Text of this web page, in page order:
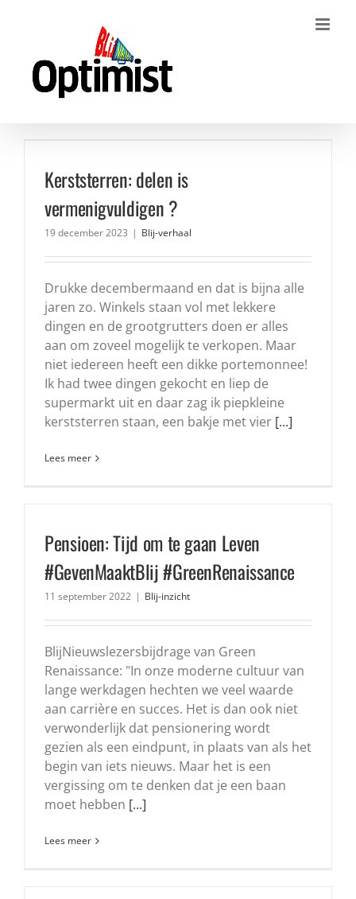
Kerststerren: delen is
vermenigvuldigen ?
19 december 2023 | Blij-verhaal
Drukke decembermaand en dat is bijna alle
jaren zo. Winkels staan vol met lekkere
dingen en de grootgrutters doen er alles
aan om zoveel mogelijk te verkopen. Maar
niet iedereen heeft een dikke portemonnee!
Ik had twee dingen gekocht en liep de
supermarkt uit en daar zag ik piepkleine
kerststerren staan, een bakje met vier [...]
Lees meer
Pensioen: Tijd om te gaan Leven
#GevenMaaktBlij #GreenRenaissance
11 september 2022 | Blij-inzicht
BlijNieuwslezersbijdrage van Green
Renaissance: "In onze moderne cultuur van
lange werkdagen hechten we veel waarde
aan carrière en succes. Het is dan ook niet
verwonderlijk dat pensionering wordt
gezien als een eindpunt, in plaats van als het
begin van iets nieuws. Maar het is een
vergissing om te denken dat je een baan
moet hebben [...]
Lees meer